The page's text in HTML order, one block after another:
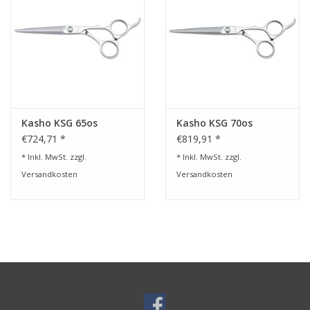
Kasho KSG 65os
€724,71 *
* Inkl. MwSt. zzgl.
Versandkosten
Kasho KSG 70os
€819,91 *
* Inkl. MwSt. zzgl.
Versandkosten